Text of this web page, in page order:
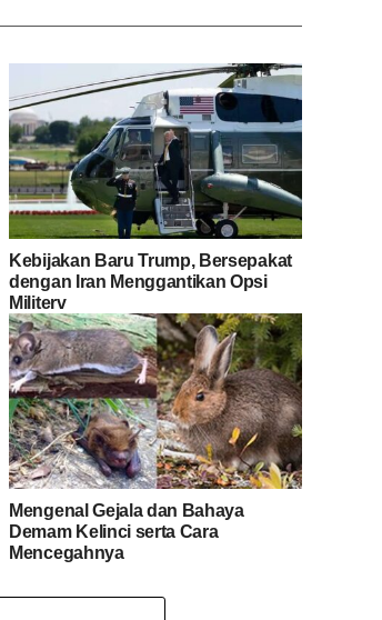
Kebijakan Baru Trump, Bersepakat
dengan Iran Menggantikan Opsi
Militerv
Mengenal Gejala dan Bahaya
Demam Kelinci serta Cara
Mencegahnya